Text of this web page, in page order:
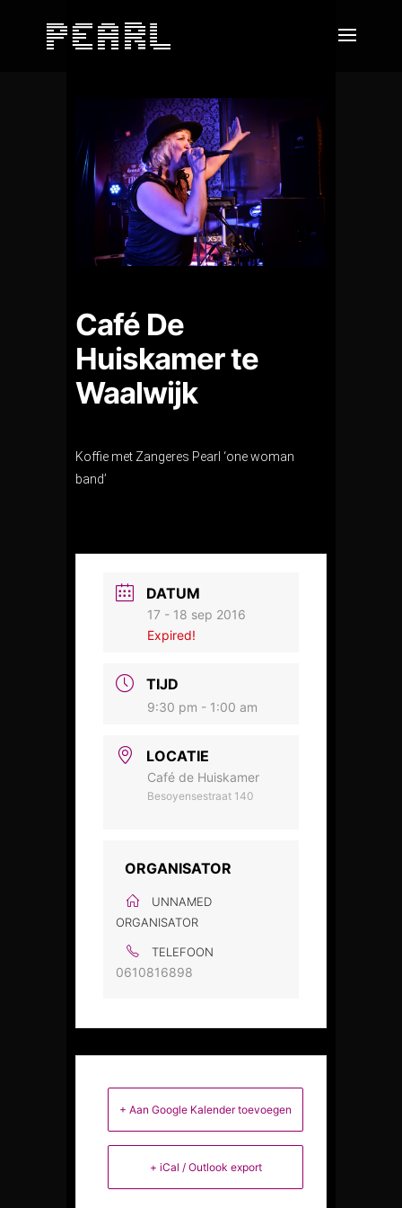
Café De
Huiskamer te
Waalwijk
Koffie met Zangeres Pearl ‘one woman
band’
DATUM
17 - 18 sep 2016
Expired!
TIJD
9:30 pm - 1:00 am
LOCATIE
Café de Huiskamer
Besoyensestraat 140
ORGANISATOR
UNNAMED
ORGANISATOR
TELEFOON
0610816898
+ Aan Google Kalender toevoegen
+ iCal / Outlook export